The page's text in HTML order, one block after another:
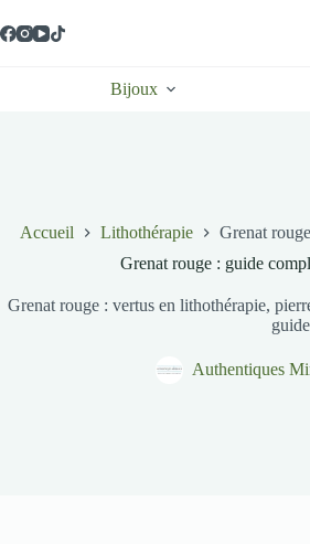
au
contenu
Bijoux
Accueil Lithothérapie
Grenat
Grenat rouge : guide
Grenat rouge : vertus en lithothérapie,
Authentiques